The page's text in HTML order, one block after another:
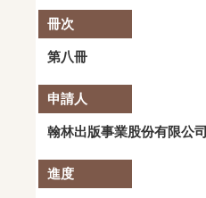
第八冊
翰林出版事業股份有限公司